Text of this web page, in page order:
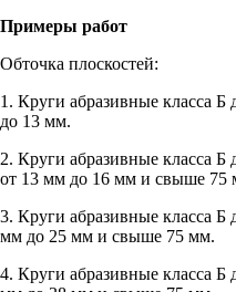
Примеры работ
Обточка плоскостей:
1. Круги абразивные класса
до 13 мм.
2. Круги абразивные класса
от 13 мм до 16 мм и свыше 75
3. Круги абразивные класса
мм до 25 мм и свыше 75 мм.
4. Круги абразивные класса